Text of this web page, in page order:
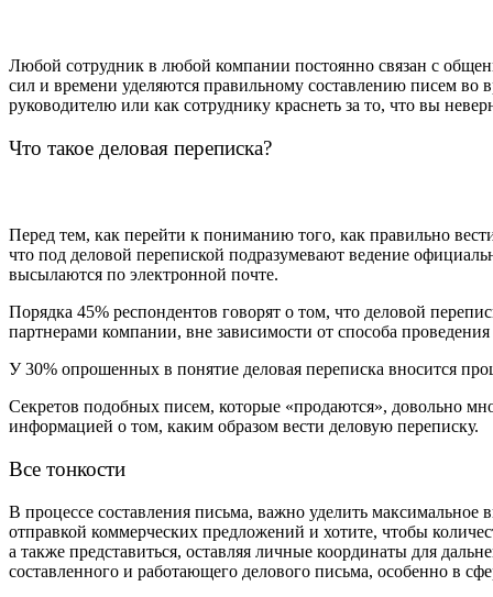
Любой сотрудник в любой компании постоянно связан с
сил и времени уделяются правильному составлению писем
руководителю или как сотруднику краснеть за то, что вы
Что такое деловая переписка?
Перед тем, как перейти к пониманию того, как правильно
что под деловой перепиской подразумевают ведение
высылаются по электронной почте.
Порядка 45% респондентов говорят о том, что деловой
партнерами компании, вне зависимости от способа
У 30% опрошенных в понятие деловая переписка вносится
Секретов подобных писем, которые «продаются», довольно
информацией о том, каким образом вести деловую переписку.
Все тонкости
В процессе составления письма, важно уделить максимальное
отправкой коммерческих предложений и хотите, чтобы
а также представиться, оставляя личные координаты для
составленного и работающего делового письма, особенно в